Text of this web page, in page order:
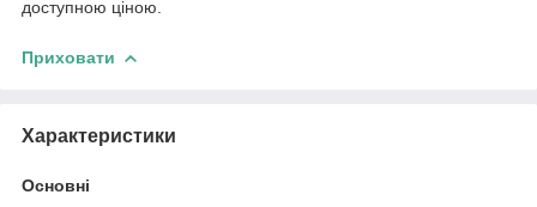
доступною ціною.
Приховати
Характеристики
Основні